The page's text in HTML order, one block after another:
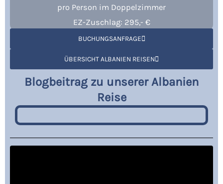
pro Person im Doppelzimmer
EZ-Zuschlag: 295,- €
BUCHUNGSANFRAGE
ÜBERSICHT ALBANIEN REISEN
Blogbeitrag zu unserer Albanien
Reise